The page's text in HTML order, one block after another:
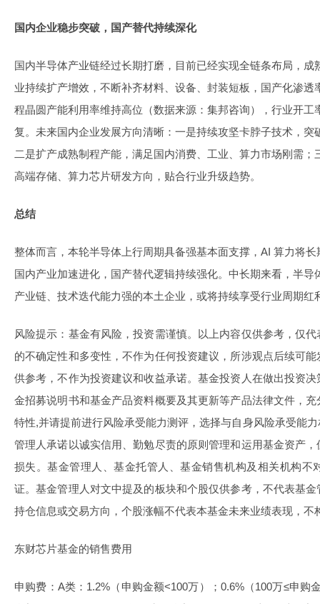
国内企业稳步突破，国产替代持续深化
国内半导体产业链经过长期打磨，目前已经实现全链条布局，
业持续扩产增效，不断补齐材料、设备、封装短板，国产化渗
程晶圆产能利用率维持高位（数据来源：集邦咨询），行业开
复。未来国内企业发展方向清晰：一是持续攻坚卡脖子技术，
二是扩产成熟制程产能，满足国内消费、工业、算力市场刚需
高端存储、算力芯片研发方向，贴合行业升级趋势。
总结
整体而言，本轮半导体上行周期具备强基本面支撑，AI 算力将
国内产业加速进化，国产替代逻辑持续强化。中长期来看，半
产业链、技术迭代能力强的本土企业，或将持续享受行业周期红
风险提示：基金有风险，投资需谨慎。以上内容仅供参考，仅
的不确定性和多变性，不作为任何投资建议，所涉观点后续可
供参考，不作为投资建议和收益承诺。基金投资人在做出投资
金招募说明书和基金产品资料概要及其更新等产品法律文件，
特性,并请提前进行风险承受能力测评，选择与自身风险承受能
管理人承诺以诚实信用、勤勉尽责的原则管理和运用基金资产
损失。基金管理人、基金托管人、基金销售机构及相关机构不
证。基金管理人对文中提及的板块和个股仅供参考，不代表基
持仓信息或交易方向，个股涨幅不代表本基金未来业绩表现，不
东财芯片基金的销售费用
申购费：A类：1.2%（申购金额<100万）；0.6%（100万≤申购